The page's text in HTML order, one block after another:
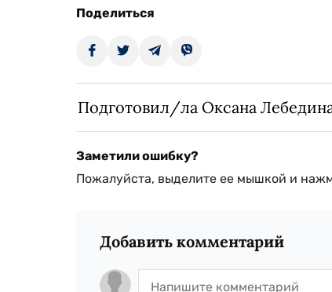
Поделиться
Подготовил/ла Оксана
Заметили ошибку?
Пожалуйста, выделите ее мышкой и
Добавить комментарий